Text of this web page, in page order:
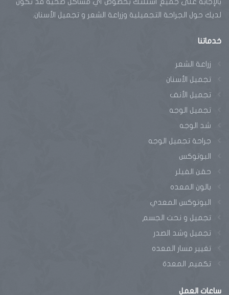
بالإجابة على جميع أسئلتك بخصوص أي مشاكل صحية قد تكون
لديك حول الجراحة التجميلية وزراعة الشعر و تجميل الأسنان.
خدماتنا
زراعة الشعر
تجميل الأسنان
تجميل الأنف
تجميل الوجه
شد الوجه
جراحة تجميل الوجه
البوتوكس
حقن الفيلر
بالون المعده
البوتوكس المعدي
تجميل و نحت الجسم
تجميل وشد الصدر
تغيير مسار المعده
تكميم المعدة
ساعات العمل